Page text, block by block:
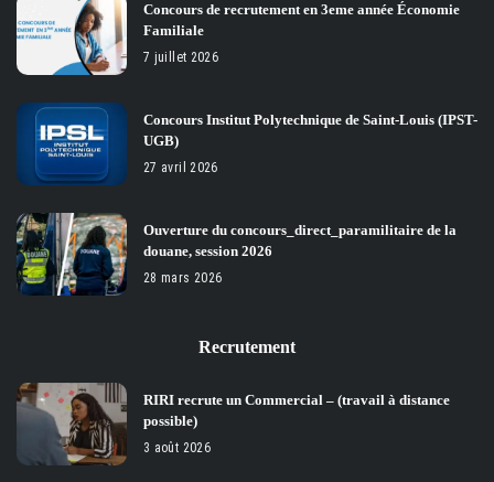
Concours de recrutement en 3eme année Économie
Familiale
7 juillet 2026
Concours Institut Polytechnique de Saint-Louis (IPST-
UGB)
27 avril 2026
Ouverture du concours_direct_paramilitaire de la
douane, session 2026
28 mars 2026
Recrutement
RIRI recrute un Commercial – (travail à distance
possible)
3 août 2026